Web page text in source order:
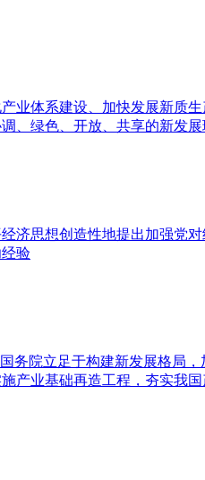
业体系建设、加快发展新质
、绿色、开放、共享的新发展
济思想创造性地提出加强党
验
务院立足于构建新发展格局
业基础再造工程，夯实我